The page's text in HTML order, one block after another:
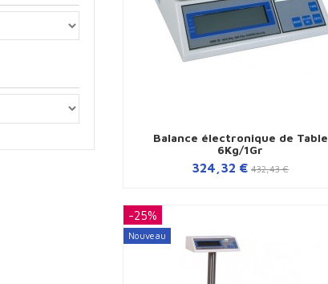
Balance électronique de Table
6Kg/1Gr
324,32 € 432,43 €
-25%
Nouveau